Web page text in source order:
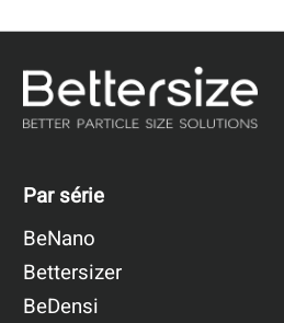
Par série
BeNano
Bettersizer
BeDensi